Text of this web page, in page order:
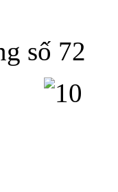
số 72